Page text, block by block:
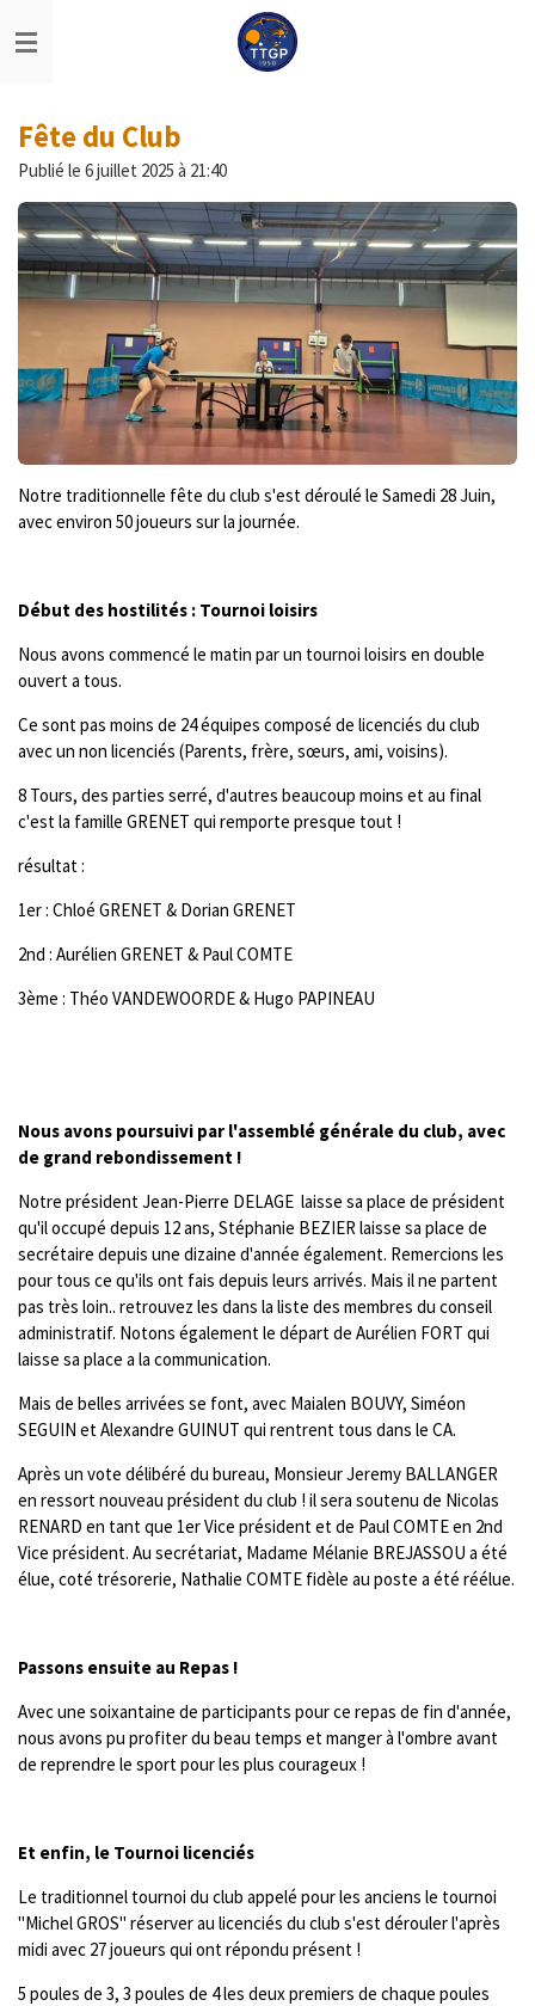
au
Fête du Club
Publié le 6 juillet 2025 à 21:40
Notre traditionnelle fête du club s'est déroulé le Samedi 28 Juin,
avec environ 50 joueurs sur la journée.
Début des hostilités : Tournoi loisirs
Nous avons commencé le matin par un tournoi loisirs en double
ouvert a tous.
Ce sont pas moins de 24 équipes composé de licenciés du club
avec un non licenciés (Parents, frère, sœurs, ami, voisins).
8 Tours, des parties serré, d'autres beaucoup moins et au final
c'est la famille GRENET qui remporte presque tout !
résultat :
1er : Chloé GRENET & Dorian GRENET
2nd : Aurélien GRENET & Paul COMTE
3ème : Théo VANDEWOORDE & Hugo PAPINEAU
Nous avons poursuivi par l'assemblé générale du club, avec
de grand rebondissement !
Notre président Jean-Pierre DELAGE laisse sa place de président
qu'il occupé depuis 12 ans, Stéphanie BEZIER laisse sa place de
secrétaire depuis une dizaine d'année également. Remercions les
pour tous ce qu'ils ont fais depuis leurs arrivés. Mais il ne partent
pas très loin.. retrouvez les dans la liste des membres du conseil
administratif. Notons également le départ de Aurélien FORT qui
laisse sa place a la communication.
Mais de belles arrivées se font, avec Maialen BOUVY, Siméon
SEGUIN et Alexandre GUINUT qui rentrent tous dans le CA.
Après un vote délibéré du bureau, Monsieur Jeremy BALLANGER
en ressort nouveau président du club ! il sera soutenu de Nicolas
RENARD en tant que 1er Vice président et de Paul COMTE en 2nd
Vice président. Au secrétariat, Madame Mélanie BREJASSOU a été
élue, coté trésorerie, Nathalie COMTE fidèle au poste a été réélue.
Passons ensuite au Repas !
Avec une soixantaine de participants pour ce repas de fin d'année,
nous avons pu profiter du beau temps et manger à l'ombre avant
de reprendre le sport pour les plus courageux !
Et enfin, le Tournoi licenciés
Le traditionnel tournoi du club appelé pour les anciens le tournoi
"Michel GROS" réserver au licenciés du club s'est dérouler l'après
midi avec 27 joueurs qui ont répondu présent !
5 poules de 3, 3 poules de 4 les deux premiers de chaque poules